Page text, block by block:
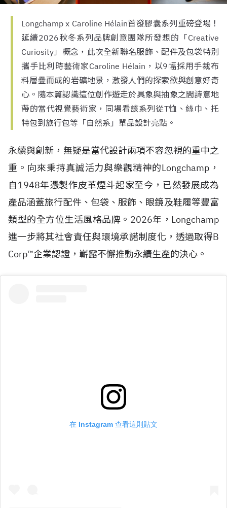
Longchamp x Caroline Hélain首發膠囊系列重磅登場！
延續2026秋冬系列品牌創意團隊所發想的「Creative
Curiosity」概念，此次全新聯名服飾、配件及包袋特別
攜手比利時藝術家Caroline Hélain，以9幅採用手裁布
料層疊而成的岩礦地景，激發人們的探索欲與創意好奇
心。隨本篇認識這位創作遊走於具象與抽象之間詩意地
帶的當代視覺藝術家，同場看該系列從T恤、絲巾、托
特包到旅行包等「自然系」單品設計亮點。
永續與創新，無疑是當代設計兩項不容忽視的重中之
重。向來秉持真誠活力與樂觀精神的Longchamp，
自1948年憑製作皮革煙斗起家至今，已然發展成為
產品涵蓋旅行配件、包袋、服飾、眼鏡及鞋履等豐富
類型的全方位生活風格品牌。2026年，Longchamp
進一步將其社會責任與環境承諾制度化，透過取得B
Corp™企業認證，嶄露不懈推動永續生產的決心。
在 Instagram 查看這則貼文